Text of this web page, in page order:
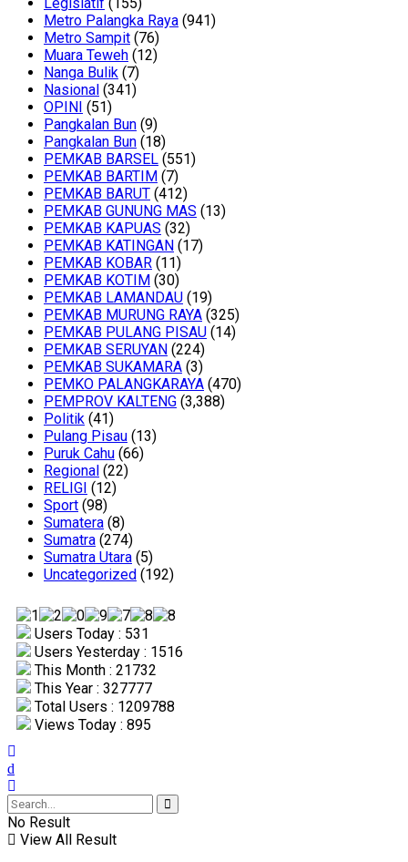
Metro Palangka Raya (941)
Metro Sampit (76)
Muara Teweh (12)
Nanga Bulik (7)
Nasional (341)
OPINI (51)
Pangkalan Bun (9)
Pangkalan Bun (18)
PEMKAB BARSEL (551)
PEMKAB BARTIM (7)
PEMKAB BARUT (412)
PEMKAB GUNUNG MAS (13)
PEMKAB KAPUAS (32)
PEMKAB KATINGAN (17)
PEMKAB KOBAR (11)
PEMKAB KOTIM (30)
PEMKAB LAMANDAU (19)
PEMKAB MURUNG RAYA (325)
PEMKAB PULANG PISAU (14)
PEMKAB SERUYAN (224)
PEMKAB SUKAMARA (3)
PEMKO PALANGKARAYA (470)
PEMPROV KALTENG (3,388)
Politik (41)
Pulang Pisau (13)
Puruk Cahu (66)
Regional (22)
RELIGI (12)
Sport (98)
Sumatera (8)
Sumatra (274)
Sumatra Utara (5)
Uncategorized (192)
Users Today : 531
Users Yesterday : 1516
This Month : 21732
This Year : 327777
Total Users : 1209788
Views Today : 895
No Result
View All Result